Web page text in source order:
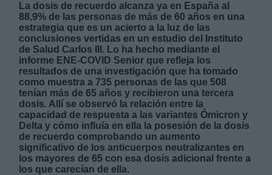
La dosis de recuerdo alcanza ya en España al
88,9% de las personas de más de 60 años en una
estrategia que es un acierto a la luz de las
conclusiones vertidas en un estudio del Instituto
de Salud Carlos III. Lo ha hecho mediante el
informe ENE-COVID Senior que refleja los
resultados de una investigación que ha tomado
como muestra a 735 personas de las que 508
tenían más de 65 años y recibieron una tercera
dosis. Allí se observó la relación entre la
capacidad de respuesta a las variantes Ómicron y
Delta y cómo influía en ella la posesión de la dosis
de recuerdo comprobando un aumento
significativo de los anticuerpos neutralizantes en
los mayores de 65 con esa dosis adicional frente a
los que carecían de ella.
Derechos:
link
Información adicional
link